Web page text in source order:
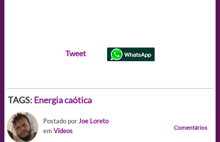
Tweet
TAGS: Energia caótica
Postado porJoe Loreto
em Videos Comentários